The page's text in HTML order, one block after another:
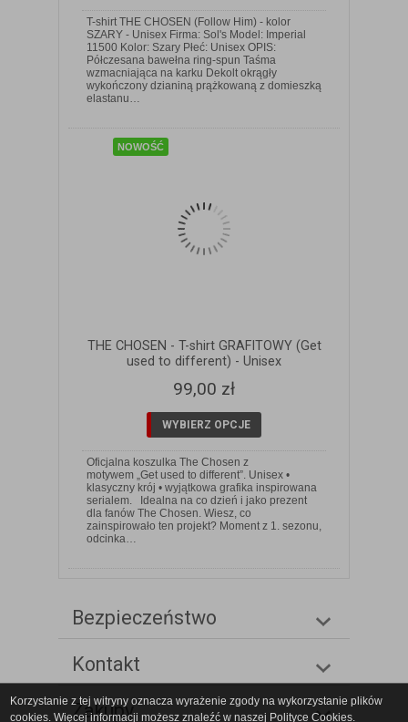
T-shirt THE CHOSEN (Follow Him) - kolor
SZARY - Unisex Firma: Sol's Model: Imperial
11500 Kolor: Szary Płeć: Unisex OPIS:
Półczesana bawełna ring-spun Taśma
wzmacniająca na karku Dekolt okrągły
wykończony dzianiną prążkowaną z domieszką
elastanu…
ZOBACZ SZCZEGÓŁY
NOWOŚĆ
THE CHOSEN - T-shirt GRAFITOWY (Get
used to different) - Unisex
99,00 zł
WYBIERZ OPCJE
Oficjalna koszulka The Chosen z
motywem „Get used to different”. Unisex •
klasyczny krój • wyjątkowa grafika inspirowana
serialem. Idealna na co dzień i jako prezent
dla fanów The Chosen. Wiesz, co
zainspirowało ten projekt? Moment z 1. sezonu,
odcinka…
Bezpieczeństwo
Kontakt
Zakupy
Korzystanie z tej witryny oznacza wyrażenie zgody na wykorzystanie plików
cookies. Więcej informacji możesz znaleźć w naszej Polityce Cookies.